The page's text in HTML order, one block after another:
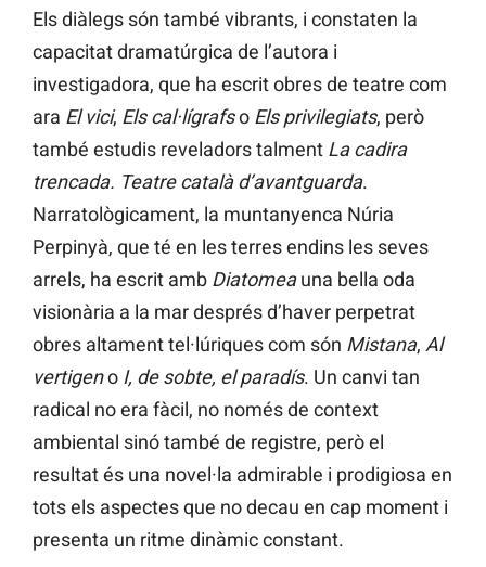
Els diàlegs són també vibrants, i constaten la
capacitat dramatúrgica de l’autora i
investigadora, que ha escrit obres de teatre com
ara El vici, Els cal·lígrafso Els privilegiats, però
també estudis reveladors talment La cadira
trencada. Teatre català d’avantguarda.
Narratològicament, la muntanyenca Núria
Perpinyà, que té en les terres endins les seves
arrels, ha escrit amb Diatomeauna bella oda
visionària a la mar després d’haver perpetrat
obres altament tel·lúriques com són Mistana, Al
vertigeno I, de sobte, el paradís. Un canvi tan
radical no era fàcil, no només de context
ambiental sinó també de registre, però el
resultat és una novel·la admirable i prodigiosa en
tots els aspectes que no decau en cap moment i
presenta un ritme dinàmic constant.